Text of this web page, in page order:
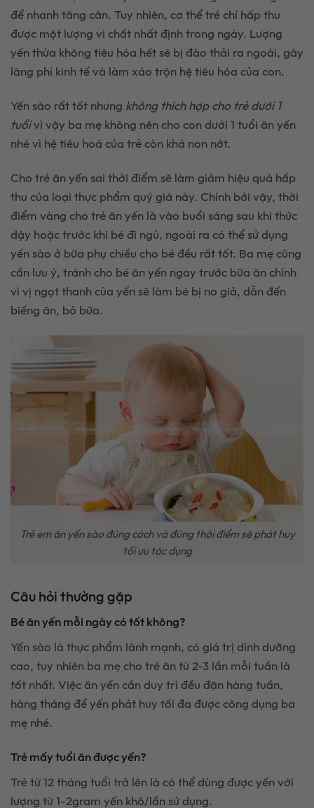
để nhanh tăng cân. Tuy nhiên, cơ thể trẻ chỉ hấp thu
được một lượng vi chất nhất định trong ngày. Lượng
yến thừa không tiêu hóa hết sẽ bị đào thải ra ngoài, gây
lãng phí kinh tế và làm xáo trộn hệ tiêu hóa của con.
Yến sào rất tốt nhưng không thích hợp cho trẻ dưới 1
tuổivì vậy ba mẹ không nên cho con dưới 1 tuổi ăn yến
nhé vì hệ tiêu hoá của trẻ còn khá non nớt.
Cho trẻ ăn yến sai thời điểm sẽ làm giảm hiệu quả hấp
thu của loại thực phẩm quý giá này. Chính bởi vậy, thời
điểm vàng cho trẻ ăn yến là vào buổi sáng sau khi thức
dậy hoặc trước khi bé đi ngủ, ngoài ra có thể sử dụng
yến sào ở bữa phụ chiều cho bé đều rất tốt. Ba mẹ cũng
cần lưu ý, tránh cho bé ăn yến ngay trước bữa ăn chính
vì vị ngọt thanh của yến sẽ làm bé bị no giả, dẫn đến
biếng ăn, bỏ bữa.
Trẻ em ăn yến sào đúng cách và đúng thời điểm sẽ phát huy
tối ưu tác dụng
Câu hỏi thường gặp
Bé ăn yến mỗi ngày có tốt không?
Yến sào là thực phẩm lành mạnh, có giá trị dinh dưỡng
cao, tuy nhiên ba mẹ cho trẻ ăn từ 2-3 lần mỗi tuần là
tốt nhất. Việc ăn yến cần duy trì đều đặn hàng tuần,
hàng tháng để yến phát huy tối đa được công dụng ba
mẹ nhé.
Trẻ mấy tuổi ăn được yến?
Trẻ từ 12 tháng tuổi trở lên là có thể dùng được yến với
lượng từ 1-2gram yến khô/lần sử dụng.